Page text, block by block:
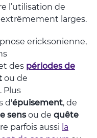
l’utilisation de
larges.
ericksonienne,
des périodes de
ou de
. Plus
d'épuisement, de
sensou de quête
parfois aussi la